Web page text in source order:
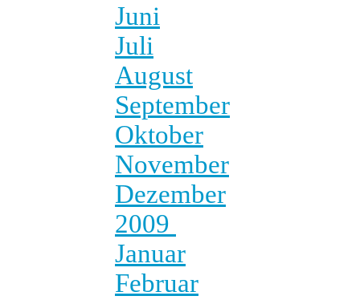
Juni
Juli
August
September
Oktober
November
Dezember
2009
Januar
Februar